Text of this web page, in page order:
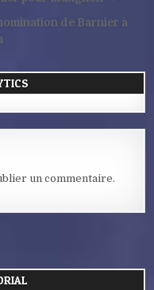
de Barnier à
un commentaire.